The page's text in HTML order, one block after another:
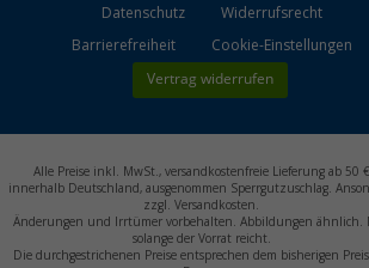
Datenschutz
Widerrufsrecht
Barrierefreiheit
Cookie-Einstellungen
Vertrag widerrufen
Alle Preise inkl. MwSt., versandkostenfreie Lieferung ab 50 €
innerhalb Deutschland, ausgenommen Sperrgutzuschlag.
zzgl. Versandkosten.
Änderungen und Irrtümer vorbehalten. Abbildungen ähnlich.
solange der Vorrat reicht.
Die durchgestrichenen Preise entsprechen dem bisherigen